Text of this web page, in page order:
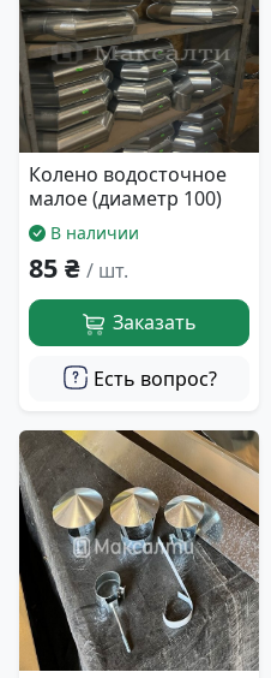
Колено водосточное
малое (диаметр 100)
В наличии
85 ₴ / шт.
Заказать
Есть вопрос?